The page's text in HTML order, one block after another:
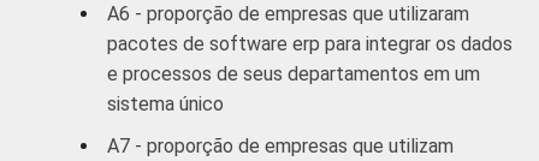
serviços
coletivos
pessoais2
53
A6 - proporção de empresas que utilizaram
pacotes de software erp para integrar os dados
e processos de seus departamentos em um
sistema único
A7 - proporção de empresas que utilizam